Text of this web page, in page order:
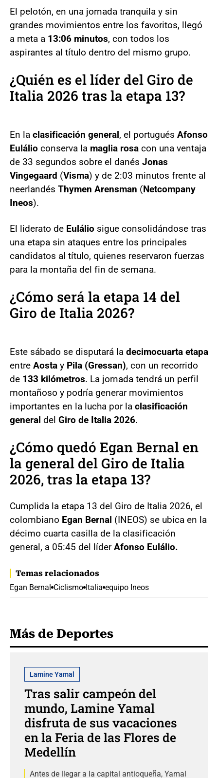
El pelotón, en una jornada tranquila y sin
grandes movimientos entre los favoritos, llegó
a meta a 13:06 minutos, con todos los
aspirantes al título dentro del mismo grupo.
¿Quién es el líder del Giro de
Italia 2026 tras la etapa 13?
En la clasificación general, el portugués Afonso
Eulálio conserva la maglia rosa con una ventaja
de 33 segundos sobre el danés Jonas
Vingegaard (Visma) y de 2:03 minutos frente al
neerlandés Thymen Arensman (Netcompany
Ineos).
El liderato de Eulálio sigue consolidándose tras
una etapa sin ataques entre los principales
candidatos al título, quienes reservaron fuerzas
para la montaña del fin de semana.
¿Cómo será la etapa 14 del
Giro de Italia 2026?
Este sábado se disputará la decimocuarta etapa
entre Aosta y Pila (Gressan), con un recorrido
de 133 kilómetros. La jornada tendrá un perfil
montañoso y podría generar movimientos
importantes en la lucha por la clasificación
general del Giro de Italia 2026.
¿Cómo quedó Egan Bernal en
la general del Giro de Italia
2026, tras la etapa 13?
Cumplida la etapa 13 del Giro de Italia 2026, el
colombiano Egan Bernal (INEOS) se ubica en la
décimo cuarta casilla de la clasificación
general, a 05:45 del líderAfonso Eulálio.
Temas relacionados
Egan Bernal Ciclismo Italia equipo Ineos
Más de Deportes
Lamine Yamal
Tras salir campeón del
mundo, Lamine Yamal
disfruta de sus vacaciones
en la Feria de las Flores de
Medellín
Antes de llegar a la capital antioqueña, Yamal